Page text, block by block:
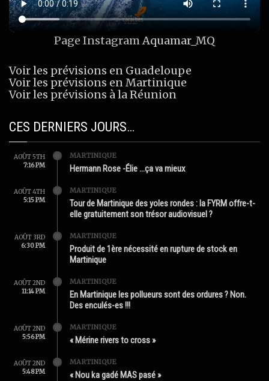
Page InstagramAquamar_MQ
Voir les prévisions en Guadeloupe
Voir les prévisions en Martinique
Voir les prévisions à la Réunion
CES DERNIERS JOURS…
AOÛT 5TH
7:16 PM
MARTINIQUE
Hermann Rose -Élie …ça va mieux
AOÛT 4TH
5:15 PM
MARTINIQUE
Tour de Martinique des yoles rondes : la FYRM offre-t-
elle gratuitement son trésor audiovisuel ?
AOÛT 3RD
6:30 PM
MARTINIQUE
Produit de 1ère nécessité en rupture de stock en
Martinique
AOÛT 2ND
11:14 PM
MARTINIQUE
En Martinique les pollueurs sont des ordures ? Non.
Des enculés-es !!!
AOÛT 2ND
5:56 PM
MARTINIQUE
« Mérine rivers to cross »
AOÛT 2ND
5:48 PM
MARTINIQUE
« Nou ka gadé MAS pasé »